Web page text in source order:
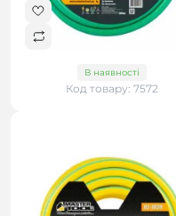
В наявності
Код товару: 7572